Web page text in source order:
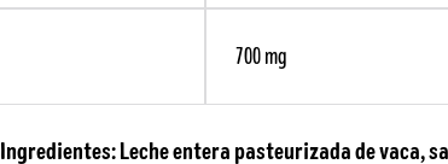
700 mg
Ingredientes: Leche entera pasteurizada de vaca,